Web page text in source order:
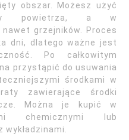
obszar. Możesz użyć
powietrza, a w
grzejników. Proces
dni, dlatego ważne jest
Po całkowitym
przystąpić do usuwania
środkami w
zawierające środki
Można je kupić w
chemicznymi lub